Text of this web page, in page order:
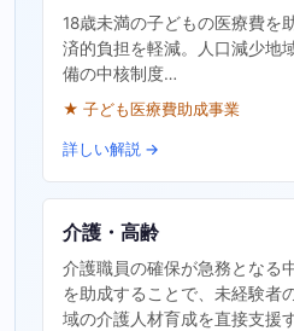
18歳未満の子どもの医療費を
済的負担を軽減。人口減少地
備の中核制度…
★ 子ども医療費助成事業
詳しい解説 →
介護・高齢
介護職員の確保が急務となる
を助成することで、未経験者
域の介護人材育成を直接支援